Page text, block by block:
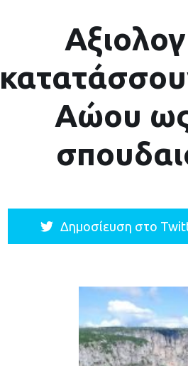
Αώου ως
Δημοσίευση στο